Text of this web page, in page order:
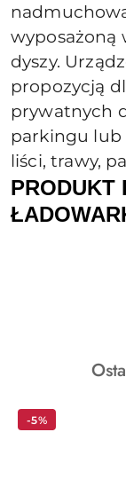
wyposażoną
dyszy.
propozycją
prywatnych
parkingu lub
liści, trawy,
PRODUKT
Pomiń
-5%